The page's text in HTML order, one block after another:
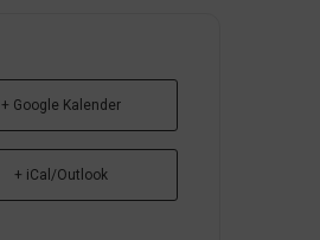
+ Google Kalender
+ iCal/Outlook